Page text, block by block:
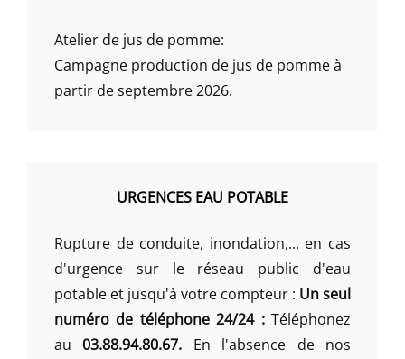
Atelier de jus de pomme:
Campagne production de jus de pomme à
partir de septembre 2026.
URGENCES EAU POTABLE
Rupture de conduite, inondation,... en cas
d'urgence sur le réseau public d'eau
potable et jusqu'à votre compteur : Un seul
numéro de téléphone 24/24 :Téléphonez
au03.88.94.80.67. En l'absence de nos